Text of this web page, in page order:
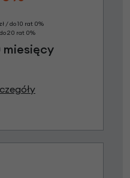
/ do 10 rat 0%
20 rat 0%
miesięcy